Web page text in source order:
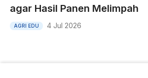
agar Hasil Panen Melimpah
AGRI EDU 4 Jul 2026